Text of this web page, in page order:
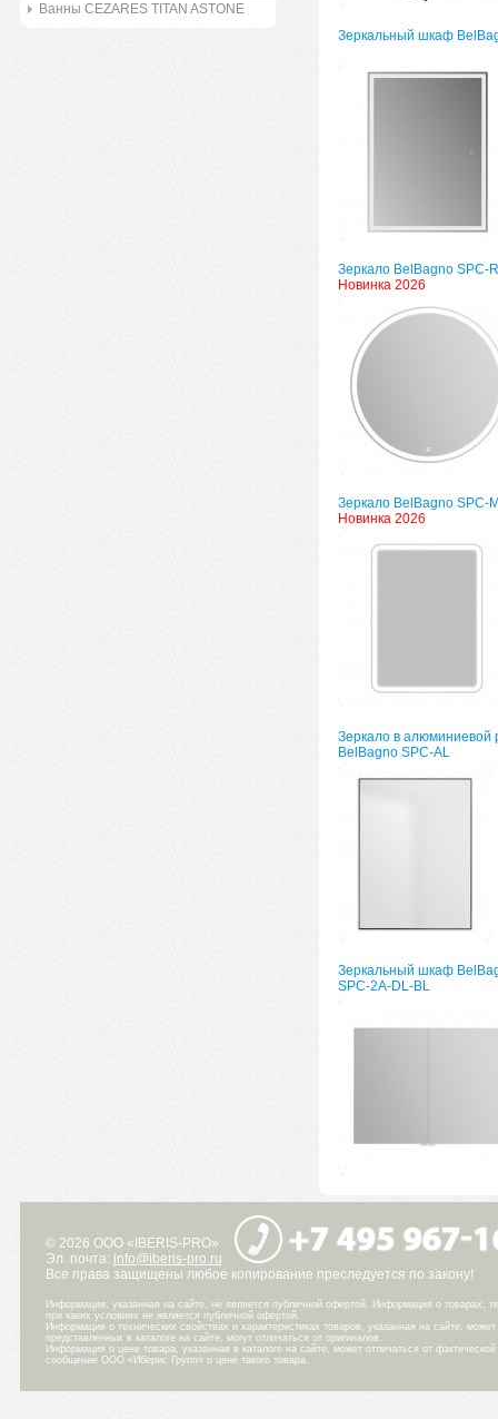
Ванны CEZARES TITAN ASTONE
Зеркальный шкаф
Зеркало BelBagno SPC-
Новинка 2026
Зеркало BelBagno SPC-
Новинка 2026
Зеркало в алюминиевой
BelBagno SPC-AL
Зеркальный шкаф
SPC-2A-DL-BL
© 2026 ООО «IBERIS-PRO»
Эл. почта: info@iberis-pro.ru
Все права защищены любое копирование преследуется по закону!
Информация, указанная на сайте, не является публичной офертой. Информация о товарах,
при каких условиях не является публичной офертой.
Информация о технических свойствах и характеристиках товаров, указанная на сайте,
представленных в каталоге на сайте, могут отличаться от оригиналов.
Информация о цене товара, указанная в каталоге на сайте, может отличаться от
сообщение ООО «Иберис Групп» о цене такого товара.